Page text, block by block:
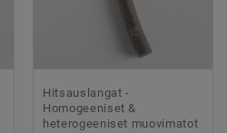
Hitsauslangat -
Homogeeniset &
heterogeeniset muovimatot